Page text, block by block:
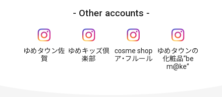
Other accounts
ゆめタウン佐
賀
ゆめキッズ倶
楽部
cosme shop
ア・フルール
ゆめタウンの
化粧品“be
m@ke”